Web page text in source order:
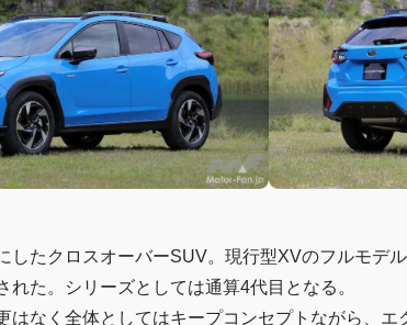
したクロスオーバーSUV。現行型XVのフルモデ
れた。シリーズとしては通算4代目となる。
はなく全体としてはキープコンセプトながら、エ